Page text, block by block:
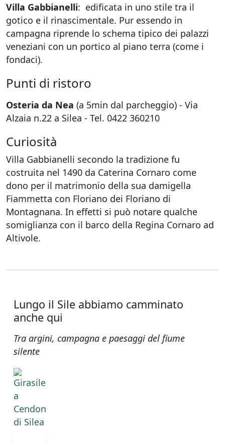
Villa Gabbianelli: edificata in uno stile tra il
gotico e il rinascimentale. Pur essendo in
campagna riprende lo schema tipico dei palazzi
veneziani con un portico al piano terra (come i
fondaci).
Punti di ristoro
Osteria da Nea (a 5min dal parcheggio) - Via
Alzaia n.22 a Silea - Tel. 0422 360210
Curiosità
Villa Gabbianelli secondo la tradizione fu
costruita nel 1490 da Caterina Cornaro come
dono per il matrimonio della sua damigella
Fiammetta con Floriano dei Floriano di
Montagnana. In effetti si può notare qualche
somiglianza con il barco della Regina Cornaro ad
Altivole.
Lungo il Sile abbiamo camminato
anche qui
Tra argini, campagna e paesaggi del fiume
silente